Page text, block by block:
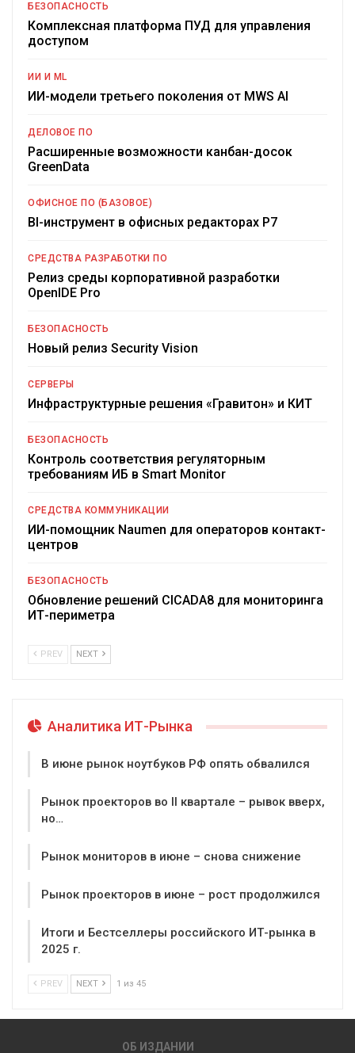
БЕЗОПАСНОСТЬ
Комплексная платформа ПУД для управления
доступом
ИИ И ML
ИИ-модели третьего поколения от MWS AI
ДЕЛОВОЕ ПО
Расширенные возможности канбан-досок
GreenData
ОФИСНОЕ ПО (БАЗОВОЕ)
BI-инструмент в офисных редакторах Р7
СРЕДСТВА РАЗРАБОТКИ ПО
Релиз среды корпоративной разработки
OpenIDE Pro
БЕЗОПАСНОСТЬ
Новый релиз Security Vision
СЕРВЕРЫ
Инфраструктурные решения «Гравитон» и КИТ
БЕЗОПАСНОСТЬ
Контроль соответствия регуляторным
требованиям ИБ в Smart Monitor
СРЕДСТВА КОММУНИКАЦИИ
ИИ-помощник Naumen для операторов контакт-
центров
БЕЗОПАСНОСТЬ
Обновление решений CICADA8 для мониторинга
ИТ-периметра
PREV NEXT
Аналитика ИТ-Рынка
В июне рынок ноутбуков РФ опять обвалился
Рынок проекторов во II квартале – рывок вверх,
но…
Рынок мониторов в июне – снова снижение
Рынок проекторов в июне – рост продолжился
Итоги и Бестселлеры российского ИТ-рынка в
2025 г.
PREV NEXT 1 из 45
ОБ ИЗДАНИИ